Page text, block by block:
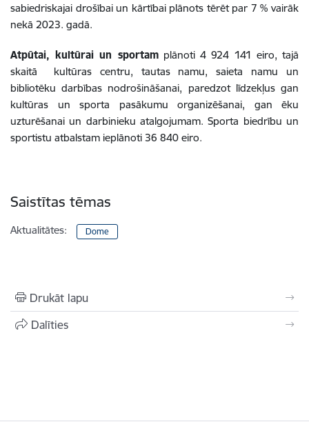
sabiedriskajai drošībai un kārtībai plānots tērēt par 7 % vairāk
nekā 2023. gadā.
Atpūtai, kultūrai un sportamplānoti 4 924 141 eiro, tajā
skaitā kultūras centru, tautas namu, saieta namu un
bibliotēku darbības nodrošināšanai, paredzot līdzekļus gan
kultūras un sporta pasākumu organizēšanai, gan ēku
uzturēšanai un darbinieku atalgojumam. Sporta biedrību un
sportistu atbalstam ieplānoti 36 840 eiro.
Saistītas tēmas
Aktualitātes: Dome
Drukāt lapu
Dalīties